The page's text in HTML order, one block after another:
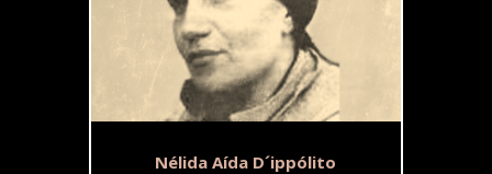
Nélida Aída D´ippólito